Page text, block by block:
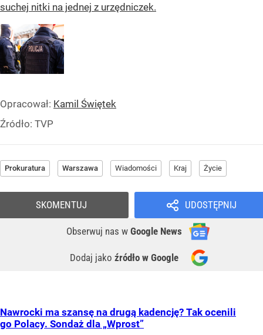
suchej nitki na jednej z urzędniczek.
Opracował: Kamil Świętek
Źródło: TVP
Prokuratura Warszawa Wiadomości Kraj Życie
UDOSTĘPNIJ
Obserwuj nas w Google News
Dodaj jako źródło w Google
SKOMENTUJ
Nawrocki ma szansę na drugą kadencję? Tak ocenili
go Polacy. Sondaż dla „Wprost”